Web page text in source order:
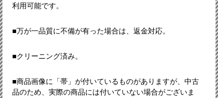
利用可能です。
■万が一品質に不備が有った場合は、返金対応。
■クリーニング済み。
■商品画像に「帯」が付いているものがありますが、中古
品のため、実際の商品には付いていない場合がございま